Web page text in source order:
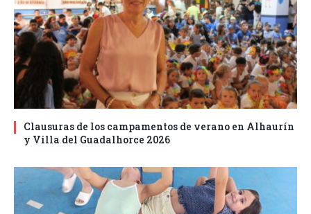
Clausuras de los campamentos de verano en Alhaurín
y Villa del Guadalhorce 2026